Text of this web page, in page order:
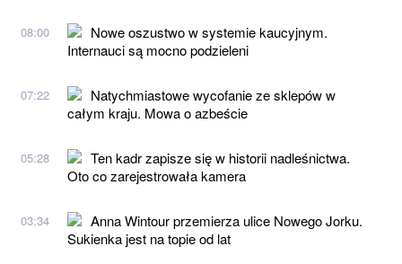
08:00
Nowe oszustwo w systemie kaucyjnym.
Internauci są mocno podzieleni
07:22
Natychmiastowe wycofanie ze sklepów w
całym kraju. Mowa o azbeście
05:28
Ten kadr zapisze się w historii nadleśnictwa.
Oto co zarejestrowała kamera
03:34
Anna Wintour przemierza ulice Nowego Jorku.
Sukienka jest na topie od lat